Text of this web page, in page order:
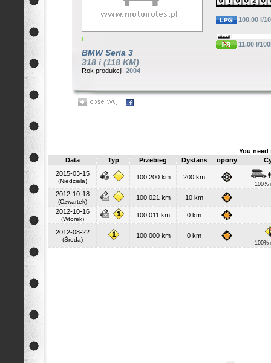
BMW Seria 3
318 i (118 KM)
Rok produkcji: 2004
100.00 l/
11.00 l/
You need
Data
Typ Przebieg Dystans opony
2015-03-15
(Niedziela)
100 200 km 200 km
100%
2012-10-18
(Czwartek)
100 021 km
10 km
2012-10-16
(Wtorek)
100 011 km 0 km
2012-08-22
(Środa)
100 000 km 0 km
100%